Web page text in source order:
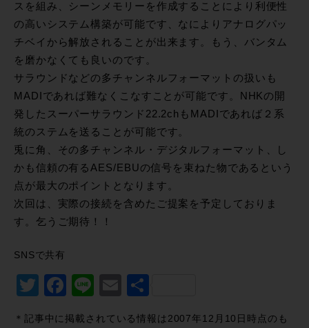
スを組み、シーンメモリーを作成することにより利便性
の高いシステム構築が可能です、なによりアナログパッ
チベイから解放されることが出来ます。もう、バンタム
を磨かなくても良いのです。
サラウンドなどの多チャンネルフォーマットの扱いも
MADIであれば難なくこなすことが可能です。NHKの開
発したスーパーサラウンド22.2chもMADIであれば２系
統のステムを送ることが可能です。
兎に角、その多チャンネル・デジタルフォーマット、し
かも信頼の有るAES/EBUの信号を束ねた物であるという
点が最大のポイントとなります。
次回は、実際の接続を含めたご提案を予定しておりま
す。乞うご期待！！
SNSで共有
Twitter
Facebook
LineEmail
＊記事中に掲載されている情報は2007年12月10日時点のも